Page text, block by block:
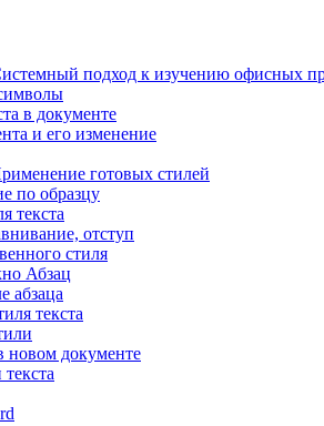
подход к изучению офисных
в документе
и его изменение
готовых стилей
по образцу
текста
отступ
стиля
Абзац
абзаца
текста
новом документе